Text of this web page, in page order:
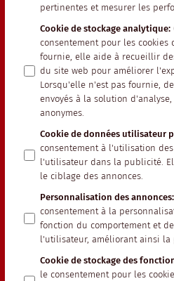
pertinentes et mesurer les
Cookie de stockage analytique:
consentement pour les cookies
fournie, elle aide à recueillir
du site web pour améliorer
Lorsqu'elle n'est pas fournie,
envoyés à la solution
anonymes.
Cookie de données utilisateur
consentement à l'utilisation
l'utilisateur dans la publicité.
le ciblage des annonces.
Personnalisation des annonces:
consentement à la
fonction du comportement et
l'utilisateur, améliorant ainsi la
Cookie de stockage des
le consentement pour les